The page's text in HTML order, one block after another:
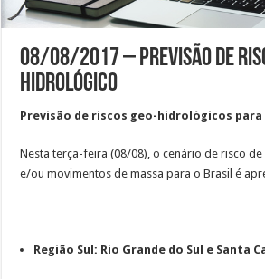
08/08/2017 – Previsão de
hidrológico
Previsão de riscos geo-hidrológicos para
Nesta terça-feira (08/08), o cenário de risco
e/ou movimentos de massa para o Brasil é
Região Sul: Rio Grande do Sul e Santa